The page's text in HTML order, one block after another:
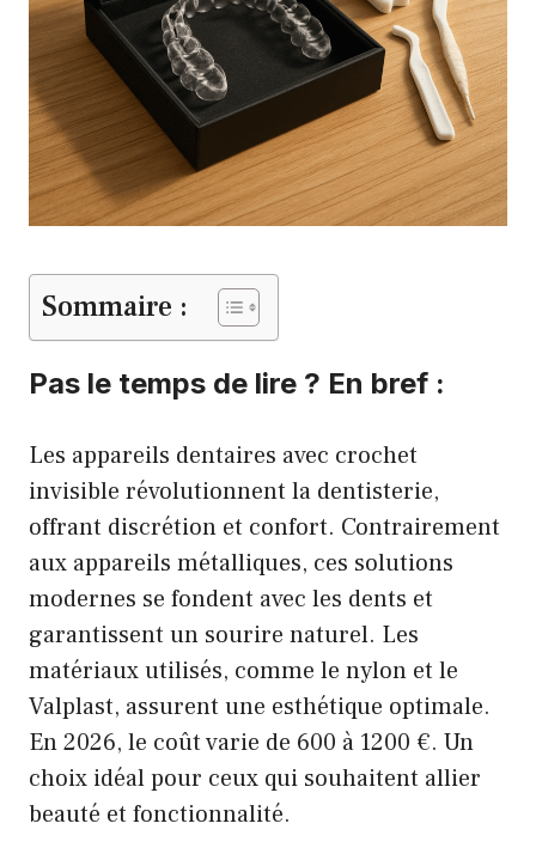
Sommaire :
Pas le temps de lire ? En bref :
Les appareils dentaires avec crochet
invisible révolutionnent la dentisterie,
offrant discrétion et confort. Contrairement
aux appareils métalliques, ces solutions
modernes se fondent avec les dents et
garantissent un sourire naturel. Les
matériaux utilisés, comme le nylon et le
Valplast, assurent une esthétique optimale.
En 2026, le coût varie de 600 à 1200 €. Un
choix idéal pour ceux qui souhaitent allier
beauté et fonctionnalité.